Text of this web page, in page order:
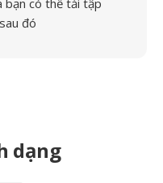
bạn có thể tải tập
đó
dạng